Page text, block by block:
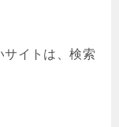
サイトは、検索